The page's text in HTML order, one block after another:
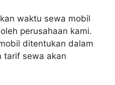
waktu sewa mobil
perusahaan kami.
ditentukan dalam
tarif sewa akan